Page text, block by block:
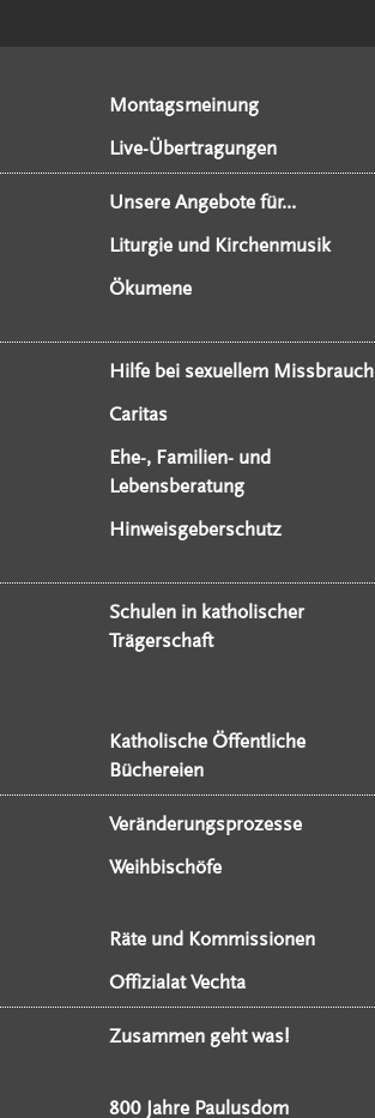
Montagsmeinung
Live-Übertragungen
Unsere Angebote für...
Liturgie und Kirchenmusik
Ökumene
Hilfe bei sexuellem Missbrauch
Caritas
Ehe-, Familien- und
Lebensberatung
Hinweisgeberschutz
Schulen in katholischer
Trägerschaft
Katholische Öffentliche
Büchereien
Veränderungsprozesse
Weihbischöfe
Räte und Kommissionen
Offizialat Vechta
Zusammen geht was!
800 Jahre Paulusdom